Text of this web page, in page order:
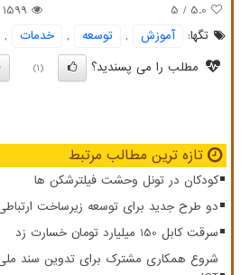
5.0
/ 5
1599
تگها:
آموزش , توسعه , خدمات ,
مطلب را می پسندید؟
(1)
تازه ترین مطالب مرتبط
کودکان در تونل وحشت فیلترشکن ها
دو طرح جدید برای توسعه زیرساخت ارتباطی
سرقت کابل 150 میلیارد تومان خسارت زد
شروع همکاری مشترک برای تدوین سند